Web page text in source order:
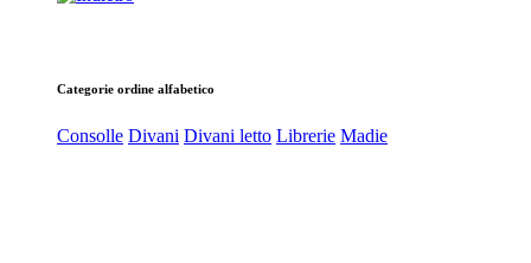
Categorie ordine alfabetico
Consolle Divani Divani letto Librerie Madie